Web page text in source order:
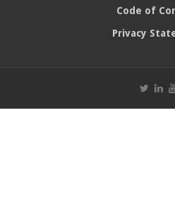
Code of
Privacy